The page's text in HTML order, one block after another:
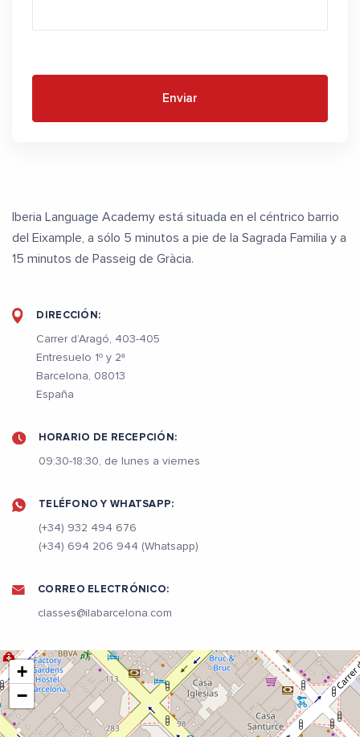
Enviar
Iberia Language Academy está situada en el céntrico barrio
del Eixample, a sólo 5 minutos a pie de la Sagrada Familia y a
15 minutos de Passeig de Gràcia.
DIRECCIÓN:
Carrer d’Aragó, 403-405
Entresuelo 1º y 2ª
Barcelona, 08013
España
HORARIO DE RECEPCIÓN:
09:30-18:30, de lunes a viernes
TELÉFONO Y WHATSAPP:
(+34) 932 494 676
(+34) 694 206 944 (Whatsapp)
CORREO ELECTRÓNICO:
classes@ilabarcelona.com
+
−